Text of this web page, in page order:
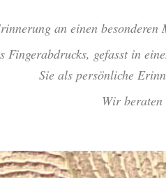
an einen besonderen
gefasst in
Sie als persönliche
Wir beraten